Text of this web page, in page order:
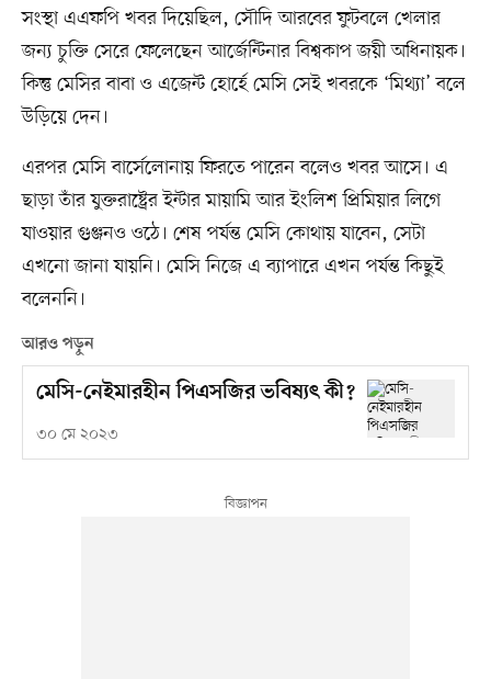
সংস্থা এএফপি খবর দিয়েছিল, সৌদি আরবের ফুটবলে খেলার
জন্য চুক্তি সেরে ফেলেছেন আর্জেন্টিনার বিশ্বকাপ জয়ী অধিনায়ক।
কিন্তু মেসির বাবা ও এজেন্ট হোর্হে মেসি সেই খবরকে ‘মিথ্যা’ বলে
উড়িয়ে দেন।
এরপর মেসি বার্সেলোনায় ফিরতে পারেন বলেও খবর আসে। এ
ছাড়া তাঁর যুক্তরাষ্ট্রের ইন্টার মায়ামি আর ইংলিশ প্রিমিয়ার লিগে
যাওয়ার গুঞ্জনও ওঠে। শেষ পর্যন্ত মেসি কোথায় যাবেন, সেটা
এখনো জানা যায়নি। মেসি নিজে এ ব্যাপারে এখন পর্যন্ত কিছুই
বলেননি।
আরও পড়ুন
মেসি-নেইমারহীন পিএসজির ভবিষ্যৎ কী?
৩০ মে ২০২৩